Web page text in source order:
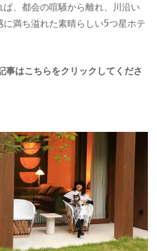
、都会の喧騒から離れ、川沿い
満ち溢れた素晴らしい5つ星ホテ
はこちらをクリックしてくださ